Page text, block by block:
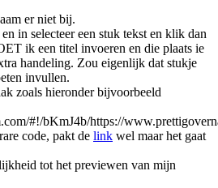
er niet bij.
in selecteer een stuk tekst en klik dan
ik een titel invoeren en die plaats ie
handeling. Zou eigenlijk dat stukje
invullen.
zoals hieronder bijvoorbeeld
#!/bKmJ4b/https://
code, pakt de link wel maar het gaat
tot het previewen van mijn